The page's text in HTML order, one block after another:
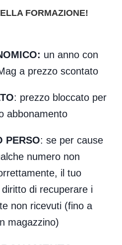
FORMAZIONE!
: un anno con
a prezzo scontato
: prezzo bloccato per
abbonamento
PERSO: se per cause
numero non
il tuo
di recuperare i
non ricevuti (fino a
magazzino)